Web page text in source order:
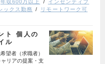
年収600万以上
インセンティブ
ックス勤務
リモートワーク可
ト 個人の
ル
望者（求職者）
リアの提案・支